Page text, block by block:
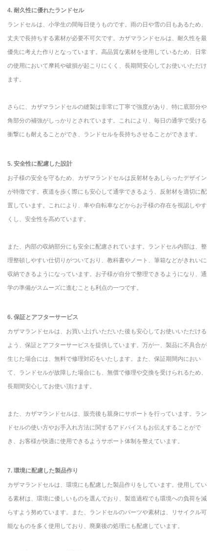
4. 耐久性に優れたランドセル
ランドセルは、小学生の間毎日使うものです。雨の日や雪の日もあるため、
丈夫で長持ちする素材が必要不可欠です。カザマランドセルは、耐久性を最
優先に考えた作りとなっています。高品質な素材を使用しているため、日常
の使用において摩耗や破損が起こりにくく、長期間安心してお使いいただけ
ます。
さらに、カザマランドセルの縫製は非常に丁寧で強度があり、特に底部分や
角部分の補強がしっかりとされています。これにより、毎日の通学で受ける
衝撃にも耐えることができ、ランドセルを長持ちさせることができます。
5. 安全性に配慮した設計
お子様の安全を守るため、カザマランドセルは反射材をあしらったデザイン
が特徴です。夜道を歩く際にも安心して通学できるよう、反射材を適切に配
置しています。これにより、車や自転車などからお子様の存在を視認しやす
くし、安全性を高めています。
また、内部の収納部分にも安全に配慮されています。ランドセル内部は、整
理整頓しやすい仕切りがついており、教科書やノート、筆箱などがきれいに
収納できるようになっています。お子様が自分で整理できるようになり、通
学の準備がスムーズに進むことも利点の一つです。
6. 保証とアフターサービス
カザマランドセルは、お買い上げいただいた後も安心してお使いいただける
よう、保証とアフターサービスを提供しています。万が一、製品に不具合が
生じた場合には、無料で修理対応をいたします。また、保証期間内におい
て、ランドセルが故障した場合にも、無償で修理や交換を受けられるため、
長期間安心してお使い頂けます。
また、カザマランドセルは、販売後も親身にサポートを行っています。ラン
ドセルの使い方やお手入れ方法に関するアドバイスもお伝えすることがで
き、お客様が快適に使用できるようサポート体制を整えています。
7. 環境に配慮した製品作り
カザマランドセルは、環境にも配慮した製品作りをしています。使用してい
る素材は、環境に優しいものを選んでおり、製造過程でも環境への負荷を減
らすよう努めています。また、ランドセルのパーツや素材は、リサイクル可
能なものを多く使用しており、廃棄後の処理にも配慮しています。